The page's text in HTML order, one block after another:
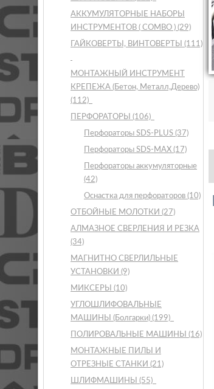
АККУМУЛЯТОРНЫЕ НАБОРЫ
ИНСТРУМЕНТОВ ( COMBO ) (29)
ГАЙКОВЕРТЫ, ВИНТОВЕРТЫ (111)
МОНТАЖНЫЙ ИНСТРУМЕНТ
КРЕПЕЖА (Бетон, Металл,Дерево)
(112)
ПЕРФОРАТОРЫ (106)
Перфораторы SDS-PLUS (37)
Перфораторы SDS-MAX (17)
Перфораторы аккумуляторные
(42)
Оснастка для перфораторов (10)
ОТБОЙНЫЕ МОЛОТКИ (27)
АЛМАЗНОЕ СВЕРЛЕНИЯ И РЕЗКА
(34)
МАГНИТНО СВЕРЛИЛЬНЫЕ
УСТАНОВКИ (9)
МИКСЕРЫ (10)
УГЛОШЛИФОВАЛЬНЫЕ
МАШИНЫ (Болгарки) (199)
ПОЛИРОВАЛЬНЫЕ МАШИНЫ (16)
МОНТАЖНЫЕ ПИЛЫ И
ОТРЕЗНЫЕ СТАНКИ (21)
ШЛИФМАШИНЫ (55)